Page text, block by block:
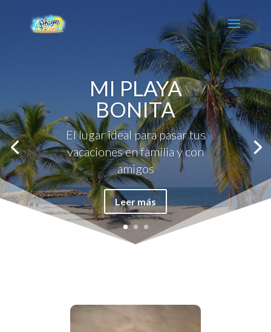
MI PLAYA
BONITA
El lugar ideal para pasar tus
vacaciones en familia y con
amigos
Leer más